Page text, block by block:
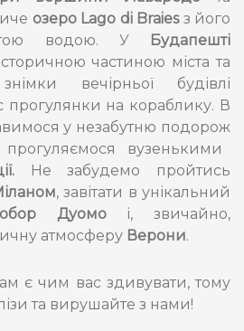
озеро Lago di Braiesз його
водою. У
Будапешті
частиною міста та
вечірньої будівлі
прогулянки на кораблику. В
у незабутню подорож
вузенькими
Не забудемо пройтись
, завітати в унікальний
Дуомоі, звичайно,
атмосферу Верони.
є чим вас здивувати, тому
та вирушайте з нами!